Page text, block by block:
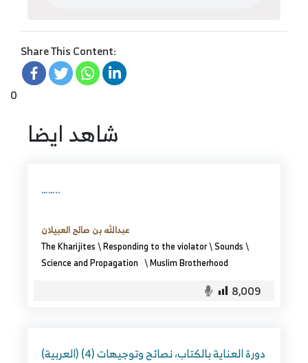
Share This Content:
0
شاهد ايضا
……..
عبدالله بن صالح العبيلان
The Kharijites\Responding to the violator\Sounds\
Science and Propagation \Muslim Brotherhood
8,009
(العربية) دورة العناية بالكتاب، نصائح وتوجيهات (4)